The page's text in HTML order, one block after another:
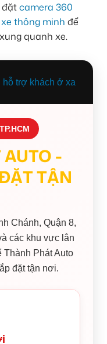
đặtcamera 360
thông minh để
quanh xe.
-
TẬN
Chánh, Quận 8,
các khu vực lân
Thành Phát Auto
đặt tận nơi.